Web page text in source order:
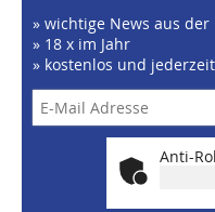
» wichtige News aus
» 18 x im Jahr
» kostenlos und
Anti-